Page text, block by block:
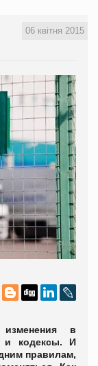
06 квітня 2015
в
и кодексы. И
правилам,